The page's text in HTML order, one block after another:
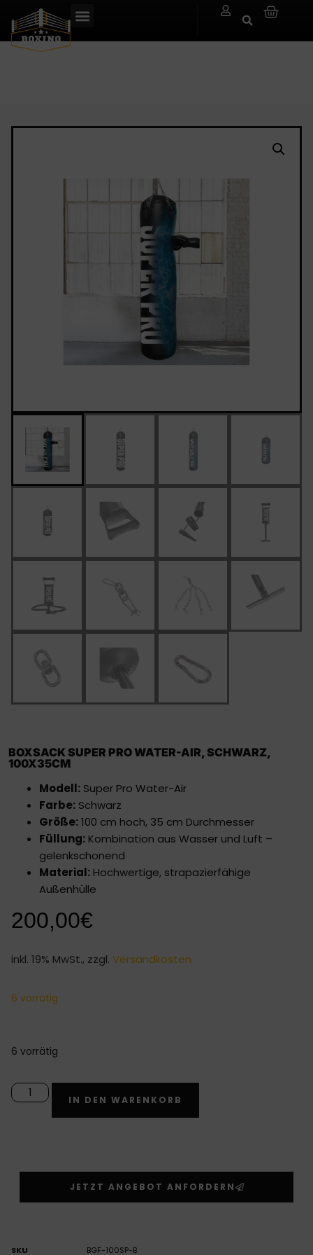
BOXSACK SUPER PRO WATER-AIR, SCHWARZ,
100X35CM
Modell: Super Pro Water-Air
Farbe: Schwarz
Größe:100 cm hoch, 35 cm Durchmesser
Füllung: Kombination aus Wasser und Luft –
gelenkschonend
Material: Hochwertige, strapazierfähige
Außenhülle
200,00€
inkl. 19% MwSt., zzgl. Versandkosten
6 vorrätig
6 vorrätig
IN DEN WARENKORB
JETZT ANGEBOT ANFORDERN
SKU BGF-100SP-B